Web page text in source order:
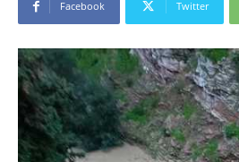
Facebook Twitter